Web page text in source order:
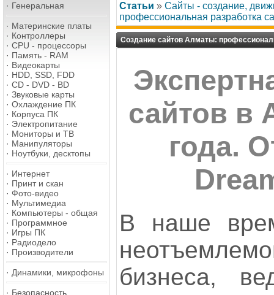
· Генеральная
· Материнские платы
· Контроллеры
· CPU - процессоры
· Память - RAM
· Видеокарты
· HDD, SSD, FDD
· CD - DVD - BD
· Звуковые карты
· Охлаждение ПК
· Корпуса ПК
· Электропитание
· Мониторы и ТВ
· Манипуляторы
· Ноутбуки, десктопы
· Интернет
· Принт и скан
· Фото-видео
· Мультимедиа
· Компьютеры - общая
· Программное
· Игры ПК
· Радиодело
· Производители
· Динамики, микрофоны
· Безопасность
Статьи » Сайты - создание,
профессиональная разработка
Создание сайтов Алматы:
сайтов в
года.
В наше
бизнеса,